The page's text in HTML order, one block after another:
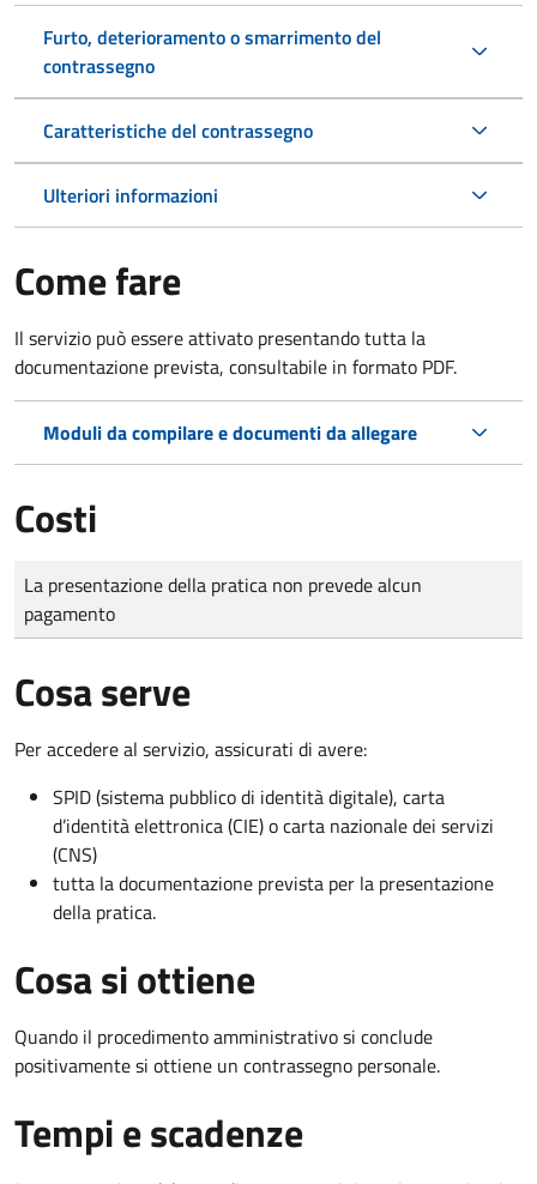
Furto, deterioramento o smarrimento del
contrassegno
Caratteristiche del contrassegno
Ulteriori informazioni
Come fare
Il servizio può essere attivato presentando tutta la
documentazione prevista, consultabile in formato PDF.
Moduli da compilare e documenti da allegare
Costi
Tipo di pagamento
Importo
La presentazione della pratica non prevede alcun
pagamento
Cosa serve
Per accedere al servizio, assicurati di avere:
SPID (sistema pubblico di identità digitale), carta
d’identità elettronica (CIE) o carta nazionale dei servizi
(CNS)
tutta la documentazione prevista per la presentazione
della pratica.
Cosa si ottiene
Quando il procedimento amministrativo si conclude
positivamente si ottiene un contrassegno personale.
Tempi e scadenze